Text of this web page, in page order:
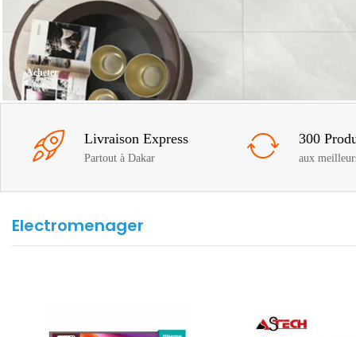
Acheter
Livraison Express
Partout à Dakar
300
aux
Electromenager